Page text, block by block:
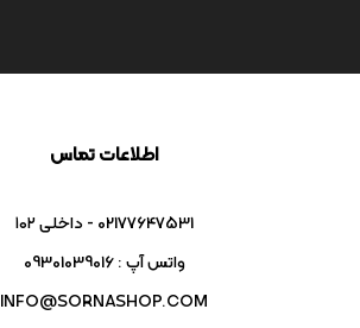
اطلاعات تماس
02177647531 - داخلی ۱۰۲
واتس آپ : 09301039016
INFO@SORNASHOP.COM